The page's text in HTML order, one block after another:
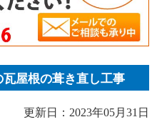
屋根の葺き直し工事
更新日：2023年05月31日